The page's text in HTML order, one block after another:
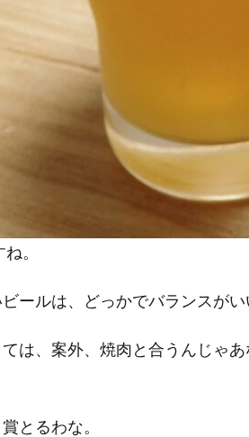
。
ールは、どっかでバランスが
は、案外、焼肉と合うんじゃ
とるわな。